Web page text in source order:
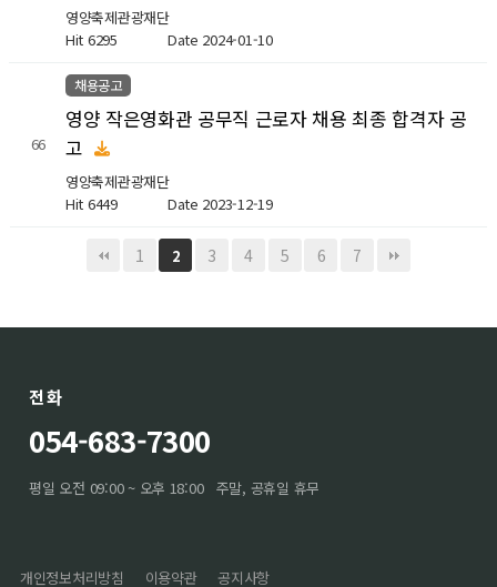
영양축제관광재단
Hit 6295 Date 2024-01-10
66
채용공고
영양 작은영화관 공무직 근로자 채용 최종 합격자 공
고
영양축제관광재단
Hit 6449 Date 2023-12-19
1 2 3 4 5 6 7
전화
054-683-7300
평일 오전 09:00 ~ 오후 18:00 주말, 공휴일 휴무
개인정보처리방침 이용약관 공지사항